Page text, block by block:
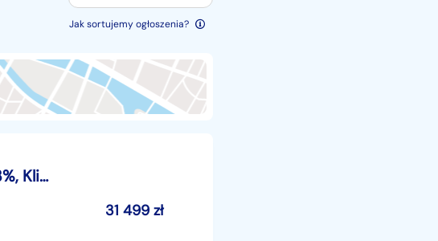
Jak sortujemy ogłoszenia?
Nissan Pulsar I , Salon Polska, Serwis ASO, VAT 23%, Klimatronic, Tempomat
31 499zł